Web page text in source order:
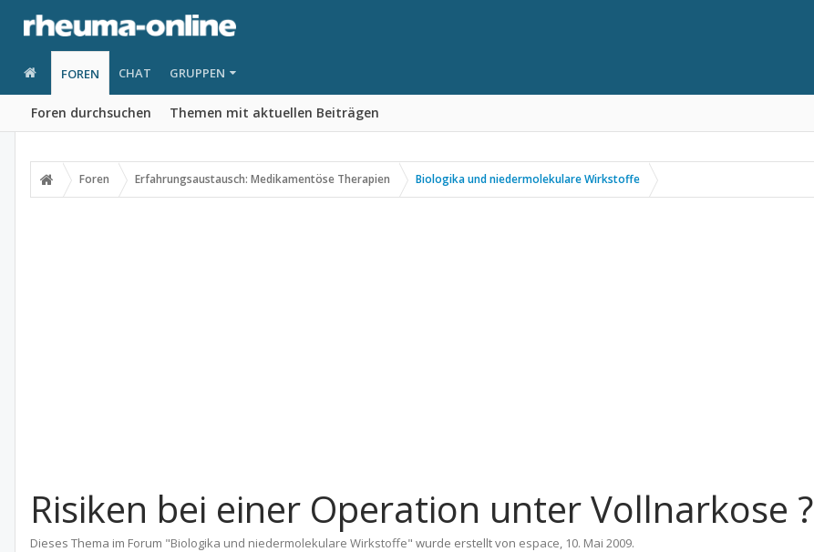
FOREN
Foren durchsuchen Themen mit aktuellen Beiträgen
CHAT GRUPPEN
Foren Erfahrungsaustausch: Medikamentöse Therapien Biologika und niedermolekulare Wirkstoffe
Risiken bei einer Operation unter Vollnarkose ?
Dieses Thema im Forum "Biologika und niedermolekulare Wirkstoffe" wurde erstellt von espace, 10. Mai 2009.